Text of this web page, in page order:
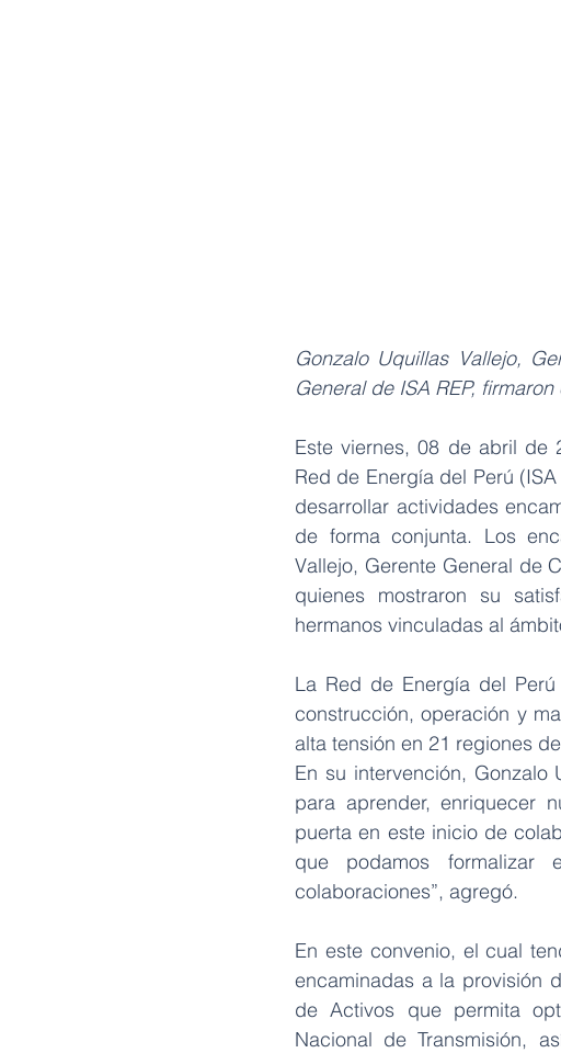
Gonzalo Uquillas Vallejo,
General de ISA REP,
Este viernes, 08 de abril de
Red de Energía del Perú
desarrollar actividades
de forma conjunta. Los
Vallejo, Gerente General de
quienes mostraron su
hermanos vinculadas al
La Red de Energía del
construcción, operación y
alta tensión en 21 regiones
En su intervención,
para aprender, enriquecer
puerta en este inicio de
que podamos
colaboraciones”, agregó.
En este convenio, el cual
encaminadas a la provisión
de Activos que permita
Nacional de Transmisión,